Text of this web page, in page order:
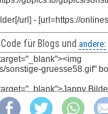
Code für Blogs und andere: